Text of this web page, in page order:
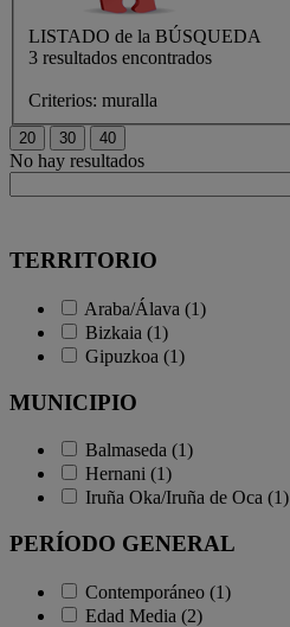
LISTADO de la BÚSQUEDA
3 resultados encontrados
Criterios: muralla
No hay resultados
TERRITORIO
Araba/Álava (1)
Bizkaia (1)
Gipuzkoa (1)
MUNICIPIO
Balmaseda (1)
Hernani (1)
Iruña Oka/Iruña de Oca (1)
PERÍODO GENERAL
Contemporáneo (1)
Edad Media (2)